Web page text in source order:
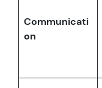
Communicati
on